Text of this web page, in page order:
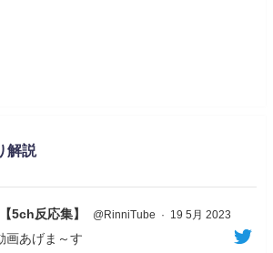
解説
5ch反応集】 @RinniTube · 19 5月 2023
画あげま～す